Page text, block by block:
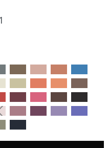
pode fazer as suas
o estado das suas
operações anteriores.